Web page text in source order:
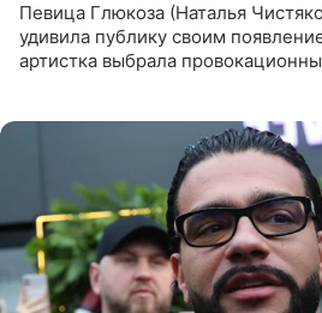
Певица Глюкоза (Наталья
удивила публику своим
артистка выбрала